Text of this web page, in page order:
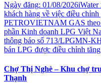
Ngày đăng: 01/08/
khách hàng về việc điều
PETROVIETNAM GAS theo
phần Kinh doanh LPG Việt
thông báo số 713/LPGMN-
bán LPG được điều chỉnh
Chợ Thị Nghè – Khu chợ
Thạnh